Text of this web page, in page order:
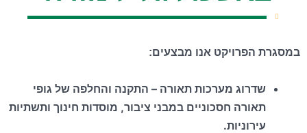
במסגרת הפרויקט אנו מבצעים:
שדרוג מערכות תאורה – התקנה והחלפה של גופי
תאורה חסכוניים במבני ציבור, מוסדות חינוך ותשתיות
עירוניות.